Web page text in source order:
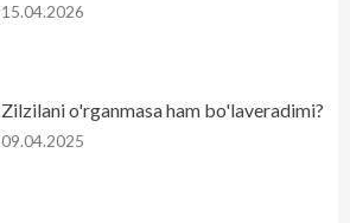
15.04.2026
Zilzilani o'rganmasa ham bo'laveradimi?
09.04.2025